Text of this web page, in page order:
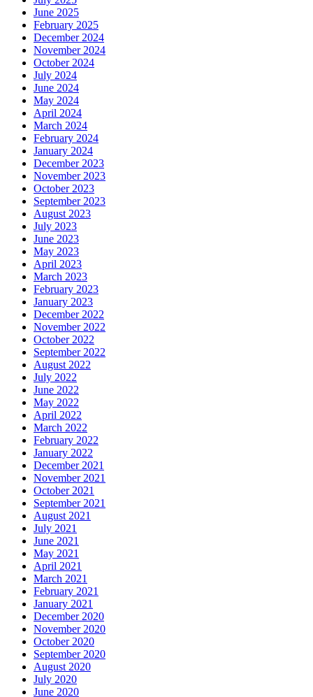
June 2025
February 2025
December 2024
November 2024
October 2024
July 2024
June 2024
May 2024
April 2024
March 2024
February 2024
January 2024
December 2023
November 2023
October 2023
September 2023
August 2023
July 2023
June 2023
May 2023
April 2023
March 2023
February 2023
January 2023
December 2022
November 2022
October 2022
September 2022
August 2022
July 2022
June 2022
May 2022
April 2022
March 2022
February 2022
January 2022
December 2021
November 2021
October 2021
September 2021
August 2021
July 2021
June 2021
May 2021
April 2021
March 2021
February 2021
January 2021
December 2020
November 2020
October 2020
September 2020
August 2020
July 2020
June 2020